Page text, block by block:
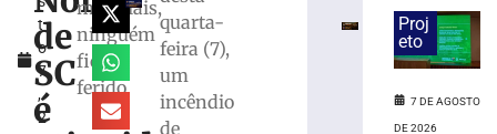
t
o
7
,
2
de
SC
é
materiais,
ninguém
ficou
ferido
quarta-
feira (7),
um
incêndio
de
mulher
e
ocultou
cadáver
condenado
Proj
eto
7 DE AGOSTO
DE 2026